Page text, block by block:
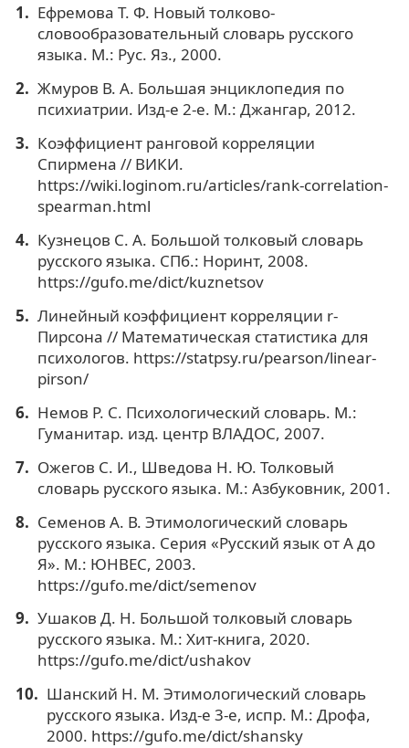
Ефремова Т. Ф. Новый толково-
словообразовательный словарь русского
языка. М.: Рус. Яз., 2000.
Жмуров В. А. Большая энциклопедия по
психиатрии. Изд-е 2-е. М.: Джангар, 2012.
Коэффициент ранговой корреляции
Спирмена // ВИКИ.
https://wiki.loginom.ru/articles/rank-correlation-
spearman.html
Кузнецов С. А. Большой толковый словарь
русского языка. СПб.: Норинт, 2008.
https://gufo.me/dict/kuznetsov
Линейный коэффициент корреляции r-
Пирсона // Математическая статистика для
психологов. https://statpsy.ru/pearson/linear-
pirson/
Немов Р. С. Психологический словарь. М.:
Гуманитар. изд. центр ВЛАДОС, 2007.
Ожегов С. И., Шведова Н. Ю. Толковый
словарь русского языка. М.: Азбуковник, 2001.
Семенов А. В. Этимологический словарь
русского языка. Серия «Русский язык от А до
Я». М.: ЮНВЕС, 2003.
https://gufo.me/dict/semenov
Ушаков Д. Н. Большой толковый словарь
русского языка. М.: Хит-книга, 2020.
https://gufo.me/dict/ushakov
Шанский Н. М. Этимологический словарь
русского языка. Изд-е 3-е, испр. М.: Дрофа,
2000. https://gufo.me/dict/shansky